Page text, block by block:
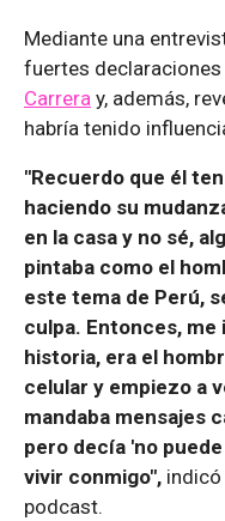
Mediante una
fuertes
Carrera y, además,
habría tenido
"Recuerdo que él
haciendo su
en la casa y no sé,
pintaba como el
este tema de Perú,
culpa. Entonces,
historia, era el
celular y empiezo a
mandaba mensajes
pero decía 'no
vivir conmigo", indicó
podcast.